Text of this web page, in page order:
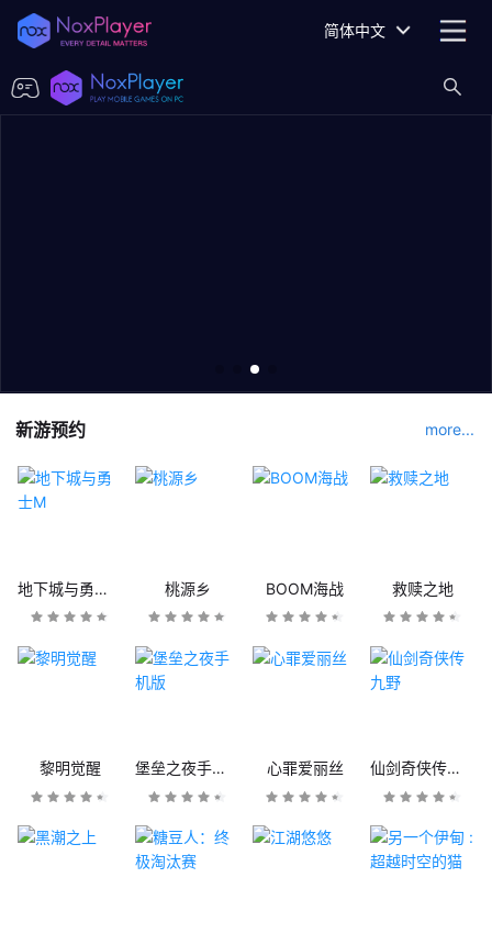
简体中文
新游预约 more...
地下城与勇士M 桃源乡 BOOM海战 救赎之地
黎明觉醒 堡垒之夜手机版 心罪爱丽丝 仙剑奇侠传九野